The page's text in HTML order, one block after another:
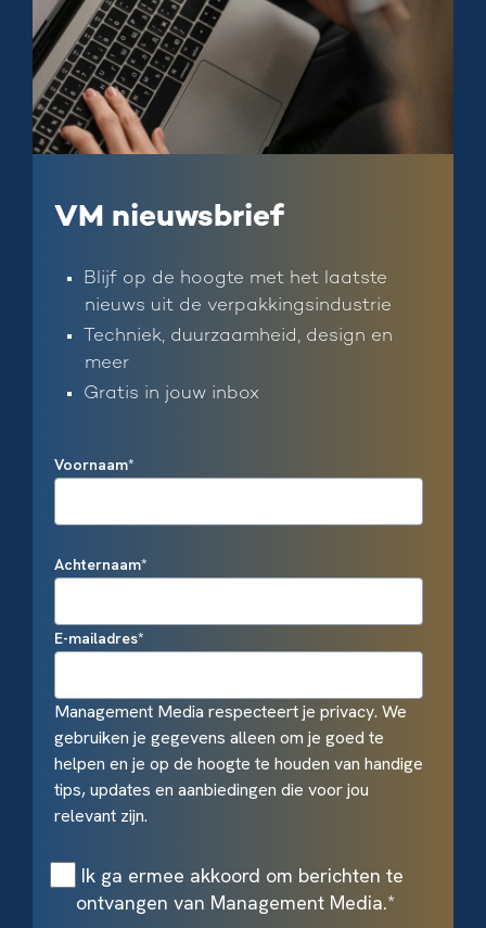
VM nieuwsbrief
Blijf op de hoogte met het laatste
nieuws uit de verpakkingsindustrie
Techniek, duurzaamheid, design en
meer
Gratis in jouw inbox
Voornaam*
Achternaam*
E-mailadres*
Management Media respecteert je privacy. We
gebruiken je gegevens alleen om je goed te
helpen en je op de hoogte te houden van handige
tips, updates en aanbiedingen die voor jou
relevant zijn.
Ik ga ermee akkoord om berichten te
ontvangen van Management Media.*